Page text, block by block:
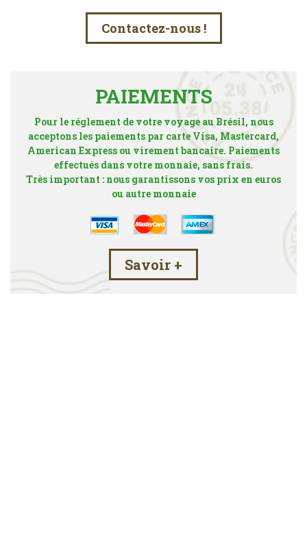
Contactez-nous !
PAIEMENTS
Pour le réglement de votre voyage au Brésil, nous
acceptons les paiements par carte Visa, Mastercard,
American Express ou virement bancaire. Paiements
effectués dans votre monnaie, sans frais.
Très important : nous garantissons vos prix en euros
ou autre monnaie
Savoir +